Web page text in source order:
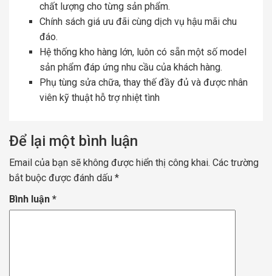
chất lượng cho từng sản phẩm.
Chính sách giá ưu đãi cùng dịch vụ hậu mãi chu
đáo.
Hệ thống kho hàng lớn, luôn có sẵn một số model
sản phẩm đáp ứng nhu cầu của khách hàng.
Phụ tùng sửa chữa, thay thế đầy đủ và được nhân
viên kỹ thuật hỗ trợ nhiệt tình
Để lại một bình luận
Email của bạn sẽ không được hiển thị công khai. Các trường
bắt buộc được đánh dấu *
Bình luận *